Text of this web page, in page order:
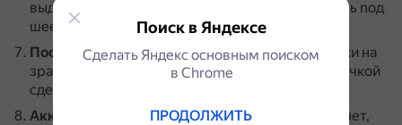
выделите завитки волос, контур спины и область под
шеей.
Поставьте блики.Белой гуашью поставьте блики на
зрачках, на носу, губах и волосах.
Ещё раз кисточкой
сделайте брови и волосы потемнее.
Аккуратно сотрите ластиком.Когда всё высохнет,
Поиск в Яндексе
Сделать Яндекс основным поиском
в Сhrome
ПРОДОЛЖИТЬ